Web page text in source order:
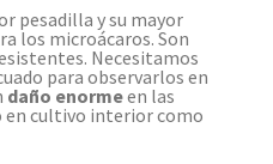
pesadilla y su mayor
los microácaros. Son
Necesitamos
para observarlos en
daño enormeen las
cultivo interior como